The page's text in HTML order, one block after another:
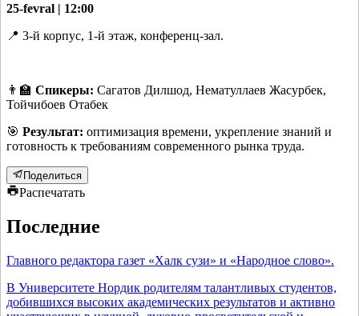
25-fevral | 12:00
📍 3-й корпус, 1-й этаж, конференц-зал.
👨‍🏫 Спикеры: Сагатов Дилшод, Нематуллаев Жасурбек,
Тойчибоев Отабек
🎯 Результат: оптимизация времени, укрепление знаний и
готовность к требованиям современного рынка труда.
Поделиться
Распечатать
Последние
Главного редактора газет «Халк сузи» и «Народное слово».
В Университете Нордик родителям талантливых студентов,
добившихся высоких академических результатов и активно